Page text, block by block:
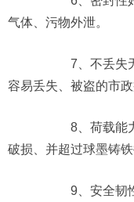
气体、污物外泄。
7、不丢失无
容易丢失、被盗的市政
8、荷载能力
破损、并超过球墨铸铁
9、安全韧性